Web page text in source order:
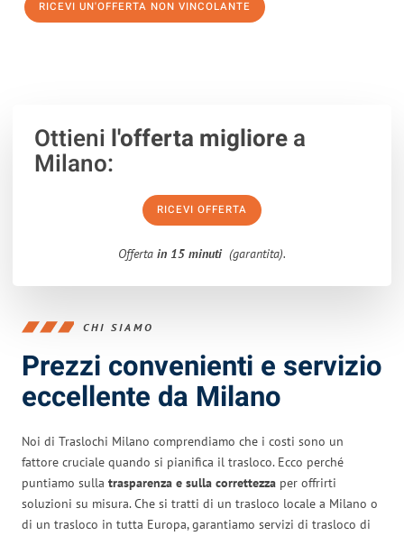
RICEVI UN'OFFERTA NON VINCOLANTE
Ottieni l'offerta migliorea
Milano:
RICEVI OFFERTA
Offerta in 15 minuti (garantita).
CHI SIAMO
Prezzi convenienti e servizio
eccellente da Milano
Noi di Traslochi Milano comprendiamo che i costi sono un
fattore cruciale quando si pianifica il trasloco. Ecco perché
puntiamo sulla trasparenza e sulla correttezza per offrirti
soluzioni su misura. Che si tratti di un trasloco locale a Milano o
di un trasloco in tutta Europa, garantiamo servizi di trasloco di